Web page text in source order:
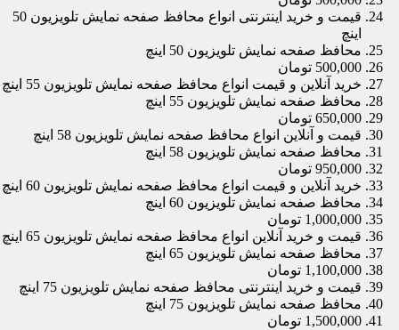
قیمت و خرید اینترنتی انواع محافظ صفحه نمایش تلویزیون 50
اینچ
محافظ صفحه نمایش تلویزیون 50 اینچ
500,000 تومان
خرید آنلاین و قیمت انواع محافظ صفحه نمایش تلویزیون 55 اینچ
محافظ صفحه نمایش تلویزیون 55 اینچ
650,000 تومان
قیمت و آنلاین انواع محافظ صفحه نمایش تلویزیون 58 اینچ
محافظ صفحه نمایش تلویزیون 58 اینچ
950,000 تومان
خرید آنلاین و قیمت انواع محافظ صفحه نمایش تلویزیون 60 اینچ
محافظ صفحه نمایش تلویزیون 60 اینچ
1,000,000 تومان
قیمت و خرید آنلاین انواع محافظ صفحه نمایش تلویزیون 65 اینچ
محافظ صفحه نمایش تلویزیون 65 اینچ
1,100,000 تومان
قیمت و خرید اینترنتی محافظ صفحه نمایش تلویزیون 75 اینچ
محافظ صفحه نمایش تلویزیون 75 اینچ
1,500,000 تومان